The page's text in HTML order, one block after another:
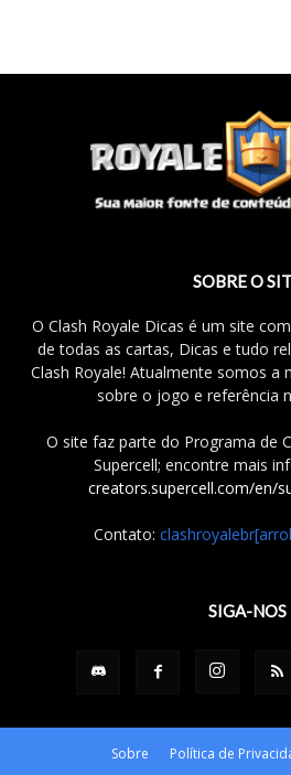
SOBRE O
O Clash Royale Dicas é um site
de todas as cartas, Dicas e tudo
Clash Royale! Atualmente somos
sobre o jogo e referência
O site faz parte do Programa de
Supercell; encontre mais
creators.supercell.com/en/
Contato:
SIGA-NOS
Sobre Política de